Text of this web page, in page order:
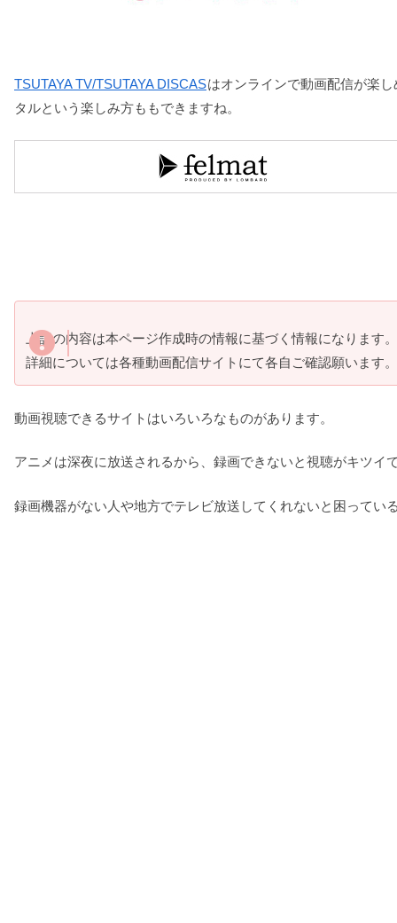
TSUTAYA TV/TSUTAYA DISCASはオンラインで動画配信が楽
タルという楽しみ方ももできますね。
上記の内容は本ページ作成時の情報に基づく情報になります。
詳細については各種動画配信サイトにて各自ご確認願います。
動画視聴できるサイトはいろいろなものがあります。
アニメは深夜に放送されるから、録画できないと視聴がキツイ
録画機器がない人や地方でテレビ放送してくれないと困って